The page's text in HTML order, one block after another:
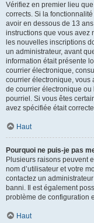
Vérifiez en premier lieu
corrects. Si la
avoir en dessous de 13
instructions que vous avez
les nouvelles inscriptions
un administrateur, avant
information était présente
courrier électronique,
courrier électronique, vous
de courrier électronique ou
pourriel. Si vous êtes
avez spécifiée était
Haut
Pourquoi ne puis-je pas
Plusieurs raisons peuvent
nom d’utilisateur et votre
contactez un
banni. Il est également
problème de configuration
Haut